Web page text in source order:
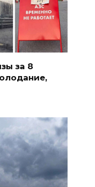
за 8